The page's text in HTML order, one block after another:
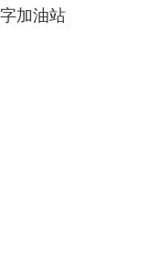
加油站